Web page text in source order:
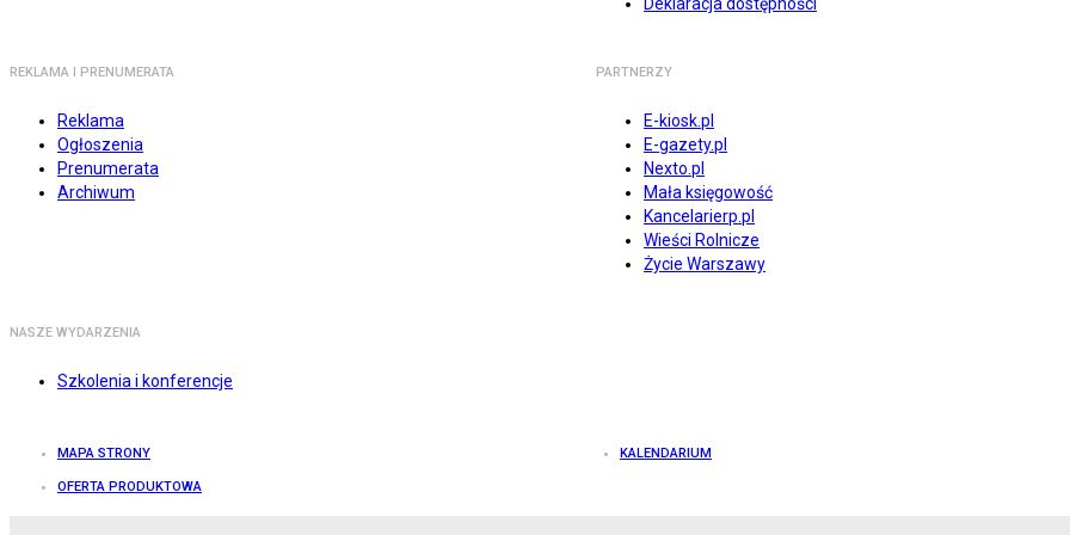
REKLAMA I PRENUMERATA
Reklama
Ogłoszenia
Prenumerata
Archiwum
PARTNERZY
E-kiosk.pl
E-gazety.pl
Nexto.pl
Mała księgowość
Kancelarierp.pl
Wieści Rolnicze
Życie Warszawy
NASZE WYDARZENIA
Szkolenia i konferencje
MAPA STRONY KALENDARIUM
OFERTA PRODUKTOWA